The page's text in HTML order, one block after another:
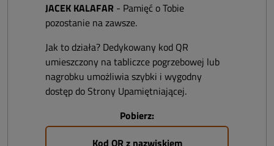
JACEK KALAFAR - Pamięć o Tobie
pozostanie na zawsze.
Jak to działa? Dedykowany kod QR
umieszczony na tabliczce pogrzebowej lub
nagrobku umożliwia szybki i wygodny
dostęp do Strony Upamiętniającej.
Pobierz:
Kod QR z nazwiskiem